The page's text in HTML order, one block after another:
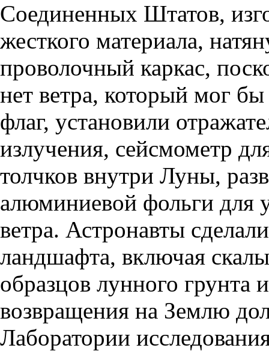
Соединенных Штатов,
жесткого материала,
проволочный каркас,
нет ветра, который мог бы
флаг, установили
излучения, сейсмометр
толчков внутри Луны,
алюминиевой фольги для
ветра. Астронавты
ландшафта, включая
образцов лунного грунта
возвращения на Землю
Лаборатории